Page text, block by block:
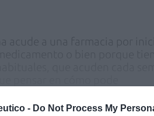
- Do Not Process My